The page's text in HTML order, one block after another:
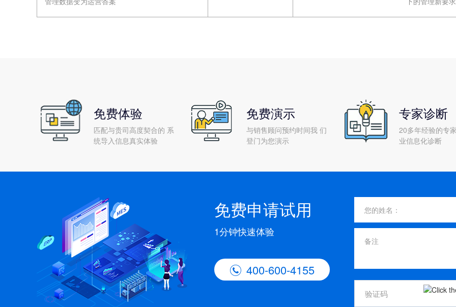
免费体验
匹配与贵司高度契合的 系
统导入信息真实体验
免费演示
与销售顾问预约时间我 们
登门为您演示
专家诊断
20多年经验的专
业信息化诊断
免费申请试用
1分钟快速体验
 400-600-4155